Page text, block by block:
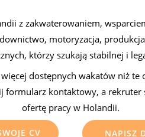
z zakwaterowaniem,
motoryzacja,
którzy szukają stabilnej i
dostępnych wakatów niż
kontaktowy, a
ofertę pracy w Holandii.
CV NAPISZ